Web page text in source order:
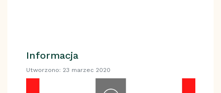
Informacja
Utworzono: 23 marzec 2020